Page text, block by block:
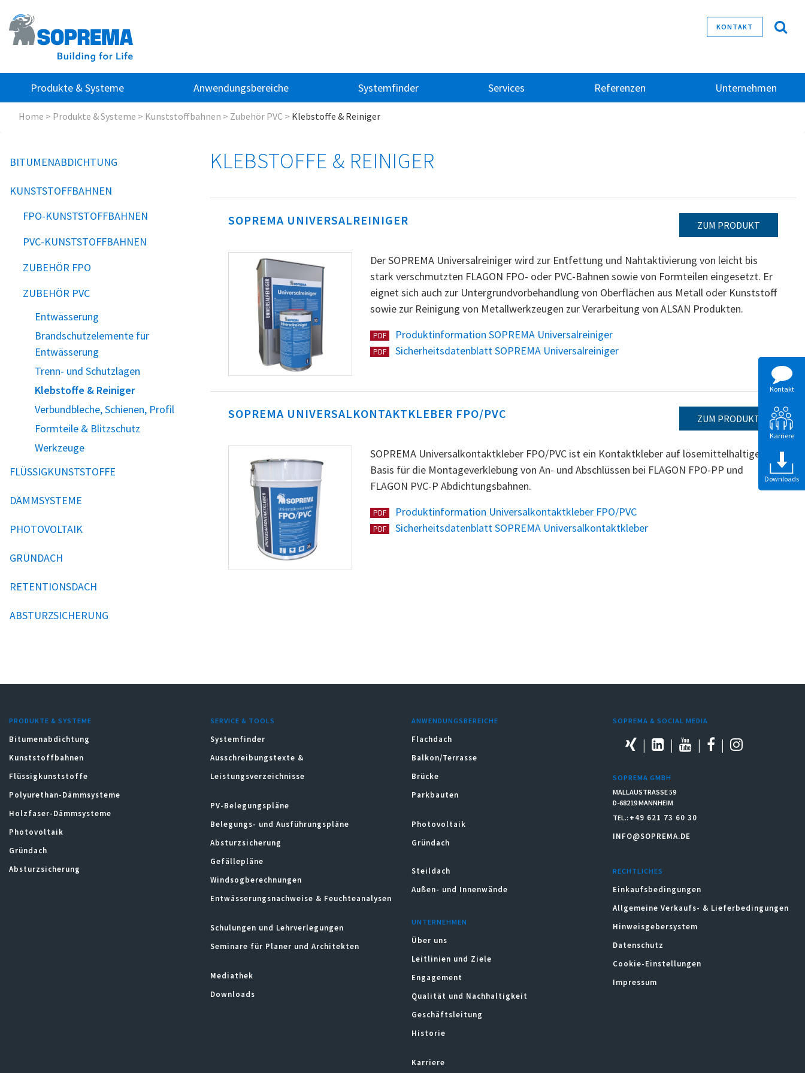
KONTAKT
Produkte & Systeme Anwendungsbereiche Systemfinder Services Referenzen Unternehmen
Home > Produkte & Systeme > Kunststoffbahnen > Zubehör PVC > Klebstoffe & Reiniger
BITUMENABDICHTUNG
KUNSTSTOFFBAHNEN
FPO-KUNSTSTOFFBAHNEN
PVC-KUNSTSTOFFBAHNEN
ZUBEHÖR FPO
ZUBEHÖR PVC
Entwässerung
Brandschutzelemente für
Entwässerung
Trenn- und Schutzlagen
Klebstoffe & Reiniger
Verbundbleche, Schienen, Profil
Formteile & Blitzschutz
Werkzeuge
FLÜSSIGKUNSTSTOFFE
DÄMMSYSTEME
PHOTOVOLTAIK
GRÜNDACH
RETENTIONSDACH
ABSTURZSICHERUNG
KLEBSTOFFE & REINIGER
SOPREMA UNIVERSALREINIGER ZUM PRODUKT
Der SOPREMA Universalreiniger wird zur Entfettung und Nahtaktivierung von leicht bis
stark verschmutzten FLAGON FPO- oder PVC-Bahnen sowie von Formteilen eingesetzt. Er
eignet sich auch zur Untergrundvorbehandlung von Oberflächen aus Metall oder Kunststoff
sowie zur Reinigung von Metallwerkzeugen zur Verarbeitung von ALSAN Produkten.
PDF Produktinformation SOPREMA Universalreiniger
PDF Sicherheitsdatenblatt SOPREMA Universalreiniger
SOPREMA UNIVERSALKONTAKTKLEBER FPO/PVC ZUM PRODUKT
SOPREMA Universalkontaktkleber FPO/PVC ist ein Kontaktkleber auf lösemittelhaltiger
Basis für die Montageverklebung von An- und Abschlüssen bei FLAGON FPO-PP und
FLAGON PVC-P Abdichtungsbahnen.
PDF Produktinformation Universalkontaktkleber FPO/PVC
PDF Sicherheitsdatenblatt SOPREMA Universalkontaktkleber
PRODUKTE & SYSTEME
Bitumenabdichtung
Kunststoffbahnen
Flüssigkunststoffe
Polyurethan-Dämmsysteme
Holzfaser-Dämmsysteme
Photovoltaik
Gründach
Absturzsicherung
SERVICE & TOOLS
Systemfinder
Ausschreibungstexte &
Leistungsverzeichnisse
PV-Belegungspläne
Belegungs- und Ausführungspläne
Absturzsicherung
Gefällepläne
Windsogberechnungen
Entwässerungsnachweise & Feuchteanalysen
Schulungen und Lehrverlegungen
Seminare für Planer und Architekten
Mediathek
Downloads
ANWENDUNGSBEREICHE
Flachdach
Balkon/Terrasse
Brücke
Parkbauten
Photovoltaik
Gründach
Steildach
Außen- und Innenwände
UNTERNEHMEN
Über uns
Leitlinien und Ziele
Engagement
Qualität und Nachhaltigkeit
Geschäftsleitung
Historie
Karriere
SOPREMA & SOCIAL MEDIA
SOPREMA GMBH
MALLAUSTRASSE 59
D-68219 MANNHEIM
TEL.: +49 621 73 60 30
INFO@SOPREMA.DE
RECHTLICHES
Einkaufsbedingungen
Allgemeine Verkaufs- & Lieferbedingungen
Hinweisgebersystem
Datenschutz
Cookie-Einstellungen
Impressum
Kontakt
Karriere
Downloads